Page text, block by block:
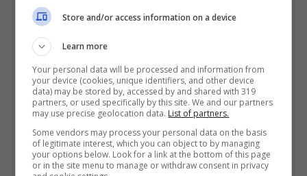
Una buona dose di idratazione giornaliera
farci perdere peso
metabolismo.
Store and/or access information on a device
Learn more
Your personal data will be processed and information from
your device (cookies, unique identifiers, and other device
data) may be stored by, accessed by and shared with 319
partners, or used specifically by this site. We and our partners
may use precise geolocation data. List of partners.
Some vendors may process your personal data on the basis
of legitimate interest, which you can object to by managing
your options below. Look for a link at the bottom of this page
or in the site menu to manage or withdraw consent in privacy